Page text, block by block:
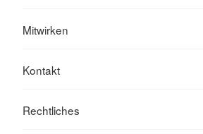
Mitwirken
Kontakt
Rechtliches